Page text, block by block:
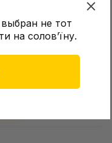
не тот
на соловʼїну.
Аватар. Останній
срібло, (509872)